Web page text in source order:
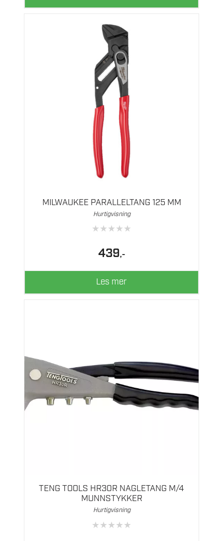
MILWAUKEE PARALLELTANG 125 MM
Hurtigvisning
★★★★★
439,-
Les mer
TENG TOOLS HR30R NAGLETANG M/4
MUNNSTYKKER
Hurtigvisning
★★★★★